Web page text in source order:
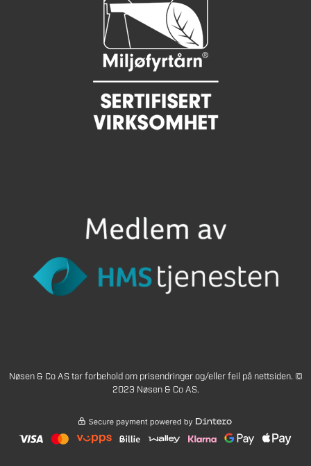
Nøsen & Co AS tar forbehold om prisendringer og/eller feil på nettsiden. ©
2023 Nøsen & Co AS.